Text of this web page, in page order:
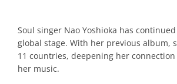
Soul singer Nao Yoshioka has
global stage. With her previous album,
11 countries, deepening her
her music.